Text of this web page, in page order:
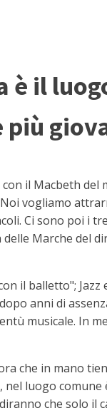
è il
più
il Macbeth del
vogliamo
Ci sono poi i
Marche del
il balletto"; Jazz
anni di
musicale. In
che in mano
luogo comune
che solo il